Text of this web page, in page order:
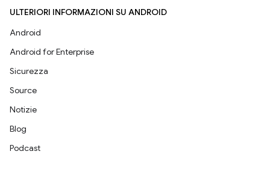
ULTERIORI INFORMAZIONI SU ANDROID
Android
Android for Enterprise
Sicurezza
Source
Notizie
Blog
Podcast